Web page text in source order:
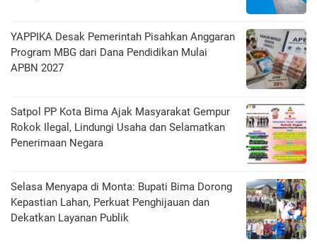
YAPPIKA Desak Pemerintah Pisahkan Anggaran
Program MBG dari Dana Pendidikan Mulai
APBN 2027
Satpol PP Kota Bima Ajak Masyarakat Gempur
Rokok Ilegal, Lindungi Usaha dan Selamatkan
Penerimaan Negara
Selasa Menyapa di Monta: Bupati Bima Dorong
Kepastian Lahan, Perkuat Penghijauan dan
Dekatkan Layanan Publik